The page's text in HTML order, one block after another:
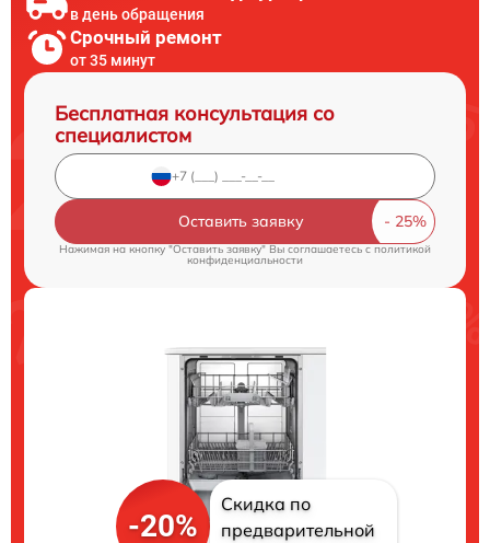
в день обращения
Срочный ремонт
от 35 минут
Бесплатная консультация со
специалистом
Оставить заявку
Нажимая на кнопку "Оставить заявку" Вы соглашаетесь cполитикой
конфиденциальности
-20%
Скидка по
предварительной